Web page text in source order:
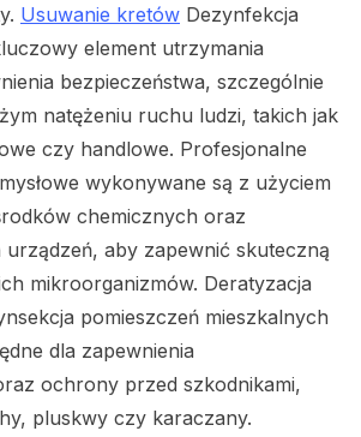
Usuwanie kretów Dezynfekcja
element utrzymania
bezpieczeństwa, szczególnie
natężeniu ruchu ludzi, takich jak
czy handlowe. Profesjonalne
wykonywane są z użyciem
chemicznych oraz
aby zapewnić skuteczną
mikroorganizmów. Deratyzacja
pomieszczeń mieszkalnych
dla zapewnienia
ochrony przed szkodnikami,
pluskwy czy karaczany.